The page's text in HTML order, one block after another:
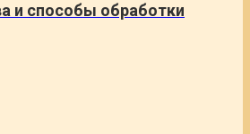
и способы обработки